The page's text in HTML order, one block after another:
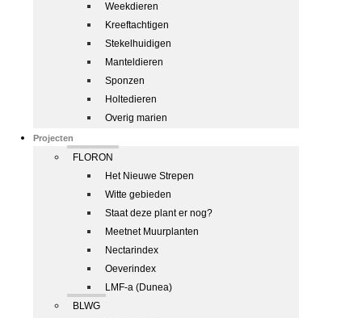
Weekdieren
Kreeftachtigen
Stekelhuidigen
Manteldieren
Sponzen
Holtedieren
Overig marien
Projecten
FLORON
Het Nieuwe Strepen
Witte gebieden
Staat deze plant er nog?
Meetnet Muurplanten
Nectarindex
Oeverindex
LMF-a (Dunea)
BLWG